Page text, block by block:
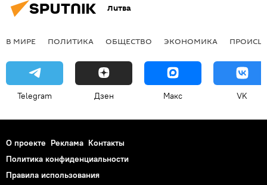
Литва
В МИРЕ ПОЛИТИКА ОБЩЕСТВО ЭКОНОМИКА
Telegram Дзен Макс VK
О проекте Реклама Контакты
Политика конфиденциальности
Правила использования